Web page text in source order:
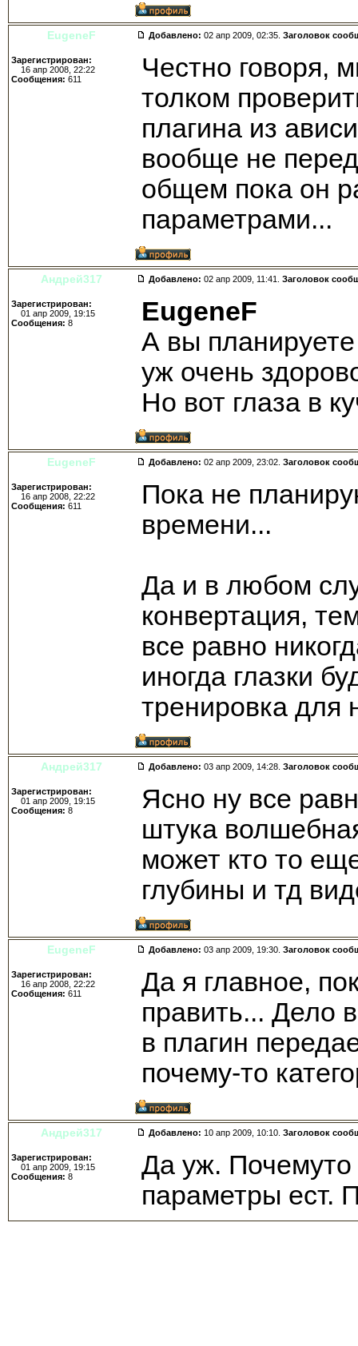
EugeneF Добавлено: 02 апр 2009, 02:35. Заголовок
Зарегистрирован:
16 апр 2008, 22:22
Сообщения: 611
Честно говоря,
толком
плагина из
вообще не
общем пока он
параметрами...
Андрей317 Добавлено: 02 апр 2009, 11:41. Заголовок
Зарегистрирован:
01 апр 2009, 19:15
Сообщения: 8
EugeneF
А вы
уж очень
Но вот глаза в
EugeneF Добавлено: 02 апр 2009, 23:02. Заголовок
Зарегистрирован:
16 апр 2008, 22:22
Сообщения: 611
Пока не
времени...
Да и в любом
конвертация,
все равно
иногда глазки
тренировка для
Андрей317 Добавлено: 03 апр 2009, 14:28. Заголовок
Зарегистрирован:
01 апр 2009, 19:15
Сообщения: 8
Ясно ну все
штука
может кто то
глубины и тд
EugeneF Добавлено: 03 апр 2009, 19:30. Заголовок
Зарегистрирован:
16 апр 2008, 22:22
Сообщения: 611
Да я главное,
править... Дело
в плагин
почему-то
Андрей317 Добавлено: 10 апр 2009, 10:10. Заголовок
Зарегистрирован:
01 апр 2009, 19:15
Сообщения: 8
Да уж.
параметры ест.